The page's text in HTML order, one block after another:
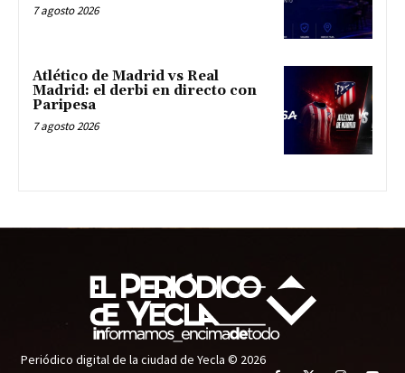
7 agosto 2026
Atlético de Madrid vs Real
Madrid: el derbi en directo con
Paripesa
7 agosto 2026
Periódico digital de la ciudad de Yecla © 2026